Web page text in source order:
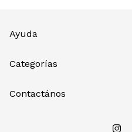
Ayuda
Categorías
Contactános